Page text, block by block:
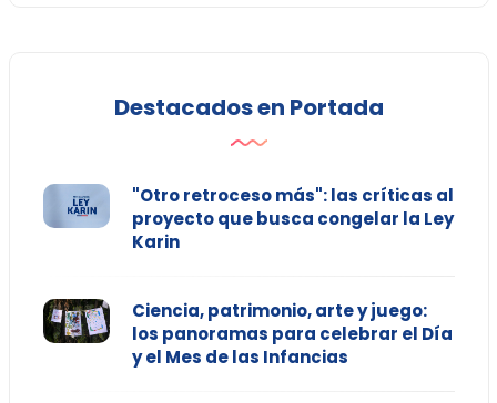
Destacados en Portada
"Otro retroceso más": las críticas al
proyecto que busca congelar la Ley
Karin
Ciencia, patrimonio, arte y juego:
los panoramas para celebrar el Día
y el Mes de las Infancias